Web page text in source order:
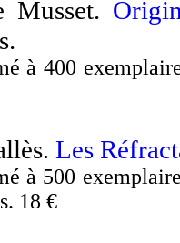
Musset.
à 400
Les
à 500
18 €